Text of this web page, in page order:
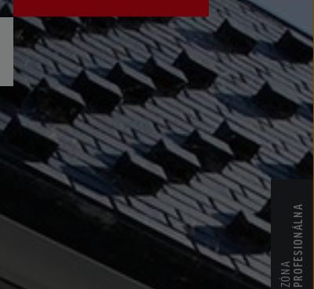
CERTIFIKÁTY ZKP
ZÓNAPROFESIONÁLNA